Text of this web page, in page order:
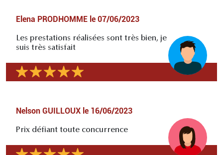
Elena PRODHOMME le 07/06/2023
Les prestations réalisées sont très bien, je
suis très satisfait
Nelson GUILLOUX le 16/06/2023
Prix défiant toute concurrence